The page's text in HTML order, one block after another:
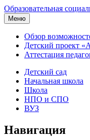
Образовательная
Меню
Обзор
Детский проект
Аттестация
Детский сад
Начальная школа
Школа
НПО и СПО
ВУЗ
Навигация